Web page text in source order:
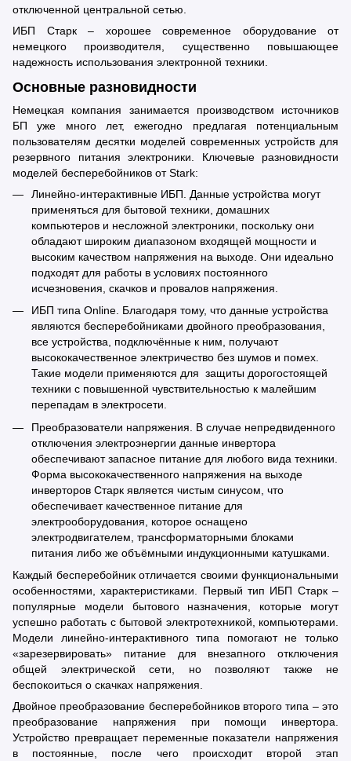
отключенной центральной сетью.
ИБП Старк – хорошее современное оборудование от
немецкого производителя, существенно повышающее
надежность использования электронной техники.
Основные разновидности
Немецкая компания занимается производством источников
БП уже много лет, ежегодно предлагая потенциальным
пользователям десятки моделей современных устройств для
резервного питания электроники. Ключевые разновидности
моделей бесперебойников от Stark:
Линейно-интерактивные ИБП. Данные устройства могут
применяться для бытовой техники, домашних
компьютеров и несложной электроники, поскольку они
обладают широким диапазоном входящей мощности и
высоким качеством напряжения на выходе. Они идеально
подходят для работы в условиях постоянного
исчезновения, скачков и провалов напряжения.
ИБП типа Online. Благодаря тому, что данные устройства
являются бесперебойниками двойного преобразования,
все устройства, подключённые к ним, получают
высококачественное электричество без шумов и помех.
Такие модели применяются для защиты дорогостоящей
техники с повышенной чувствительностью к малейшим
перепадам в электросети.
Преобразователи напряжения. В случае непредвиденного
отключения электроэнергии данные инвертора
обеспечивают запасное питание для любого вида техники.
Форма высококачественного напряжения на выходе
инверторов Старк является чистым синусом, что
обеспечивает качественное питание для
электрооборудования, которое оснащено
электродвигателем, трансформаторными блоками
питания либо же объёмными индукционными катушками.
Каждый бесперебойник отличается своими функциональными
особенностями, характеристиками. Первый тип ИБП Старк –
популярные модели бытового назначения, которые могут
успешно работать с бытовой электротехникой, компьютерами.
Модели линейно-интерактивного типа помогают не только
«зарезервировать» питание для внезапного отключения
общей электрической сети, но позволяют также не
беспокоиться о скачках напряжения.
Двойное преобразование бесперебойников второго типа – это
преобразование напряжения при помощи инвертора.
Устройство превращает переменные показатели напряжения
в постоянные, после чего происходит второй этап